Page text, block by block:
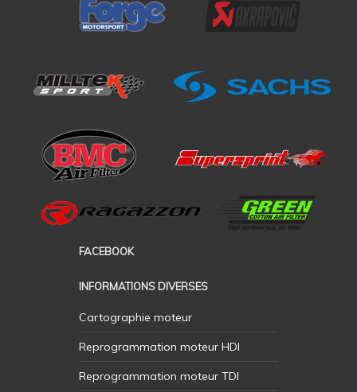
FACEBOOK
INFORMATIONS DIVERSES
Cartographie moteur
Reprogrammation moteur HDI
Reprogrammation moteur TDI